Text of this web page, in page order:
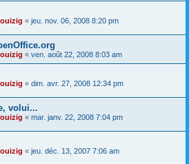
« jeu. nov. 06, 2008 8:20 pm
« ven. août 22, 2008 8:03 am
« dim. avr. 27, 2008 12:34 pm
volui...
« mar. janv. 22, 2008 7:04 pm
« jeu. déc. 13, 2007 7:06 am